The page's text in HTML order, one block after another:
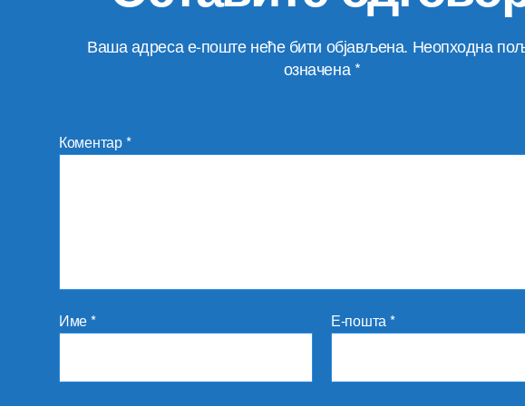
Ваша адреса е-поште неће бити објављена. Неопходна
означена *
Коментар*
Име* Е-пошта*